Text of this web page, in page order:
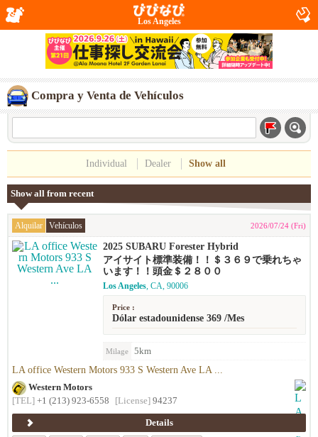
Los Angeles
Compra y Venta de Vehículos
Individual Dealer Show all
Show all from recent
Alquilar Vehículos 2026/07/24 (Fri)
2025 SUBARU Forester Hybrid
アイサイト標準装備！！＄３６９で乗れちゃ
います！！頭金＄２８００
Los Angeles, CA, 90006
Price :
Dólar estadounidense 369 /Mes
Milage 5km
LA office Western Motors 933 S Western Ave LA ...
Western Motors
[TEL] +1 (213) 923-6558 [License] 94237
Details